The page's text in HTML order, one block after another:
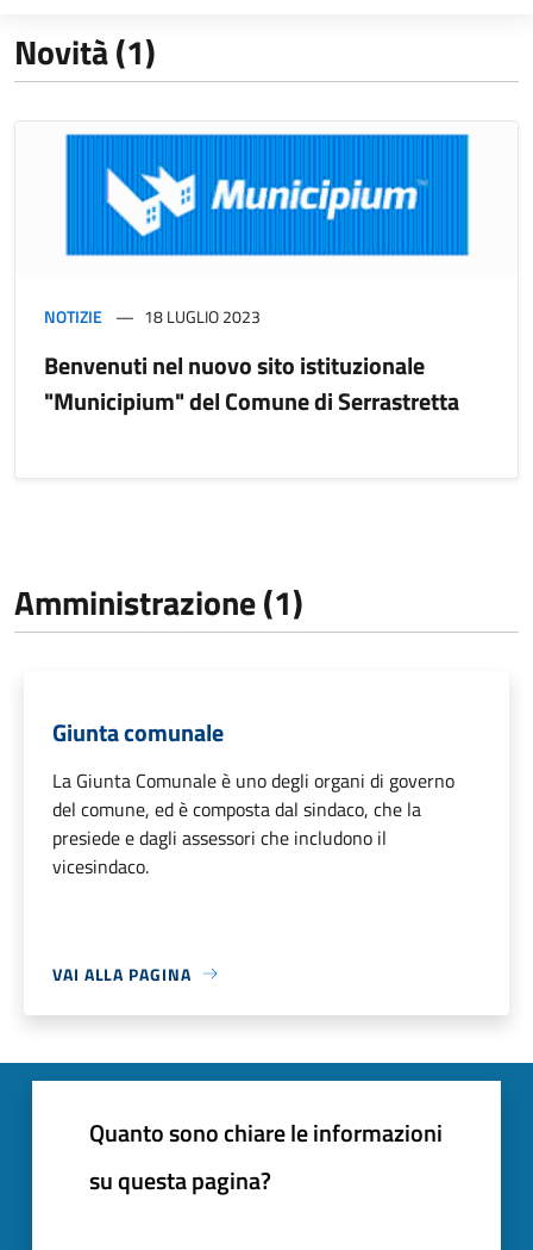
Novità (1)
NOTIZIE 18 LUGLIO 2023
Benvenuti nel nuovo sito istituzionale
"Municipium" del Comune di Serrastretta
Amministrazione (1)
Giunta comunale
La Giunta Comunale è uno degli organi di governo
del comune, ed è composta dal sindaco, che la
presiede e dagli assessori che includono il
vicesindaco.
VAI ALLA PAGINA
Quanto sono chiare le informazioni
su questa pagina?